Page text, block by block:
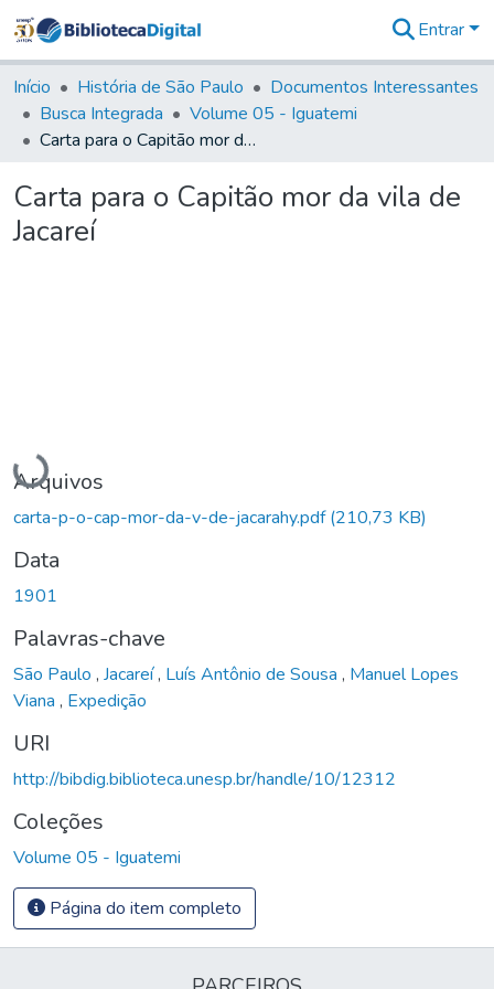
&
Coleções
Tudo na
Biblioteca
Estatísticas
Entrar
Início História de São Paulo
Documentos Interessantes
Busca Integrada
Volume 05 - Iguatemi
Carta para o Capitão mor da vila de Jacareí
Carta para o Capitão mor da vila de
Jacareí
Carregando...
Arquivos
carta-p-o-cap-mor-da-v-de-jacarahy.pdf(210,73 KB)
Data
1901
Palavras-chave
São Paulo , Jacareí, Luís Antônio de Sousa , Manuel Lopes
Viana , Expedição
URI
http://bibdig.biblioteca.unesp.br/handle/10/12312
Coleções
Volume 05 - Iguatemi
Página do item completo